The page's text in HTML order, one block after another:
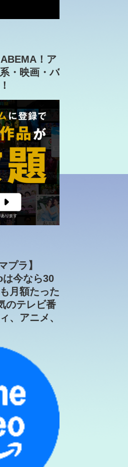
！ア
・映画・バ
プラ】
今なら30
月額たった
のテレビ番
、アニメ、